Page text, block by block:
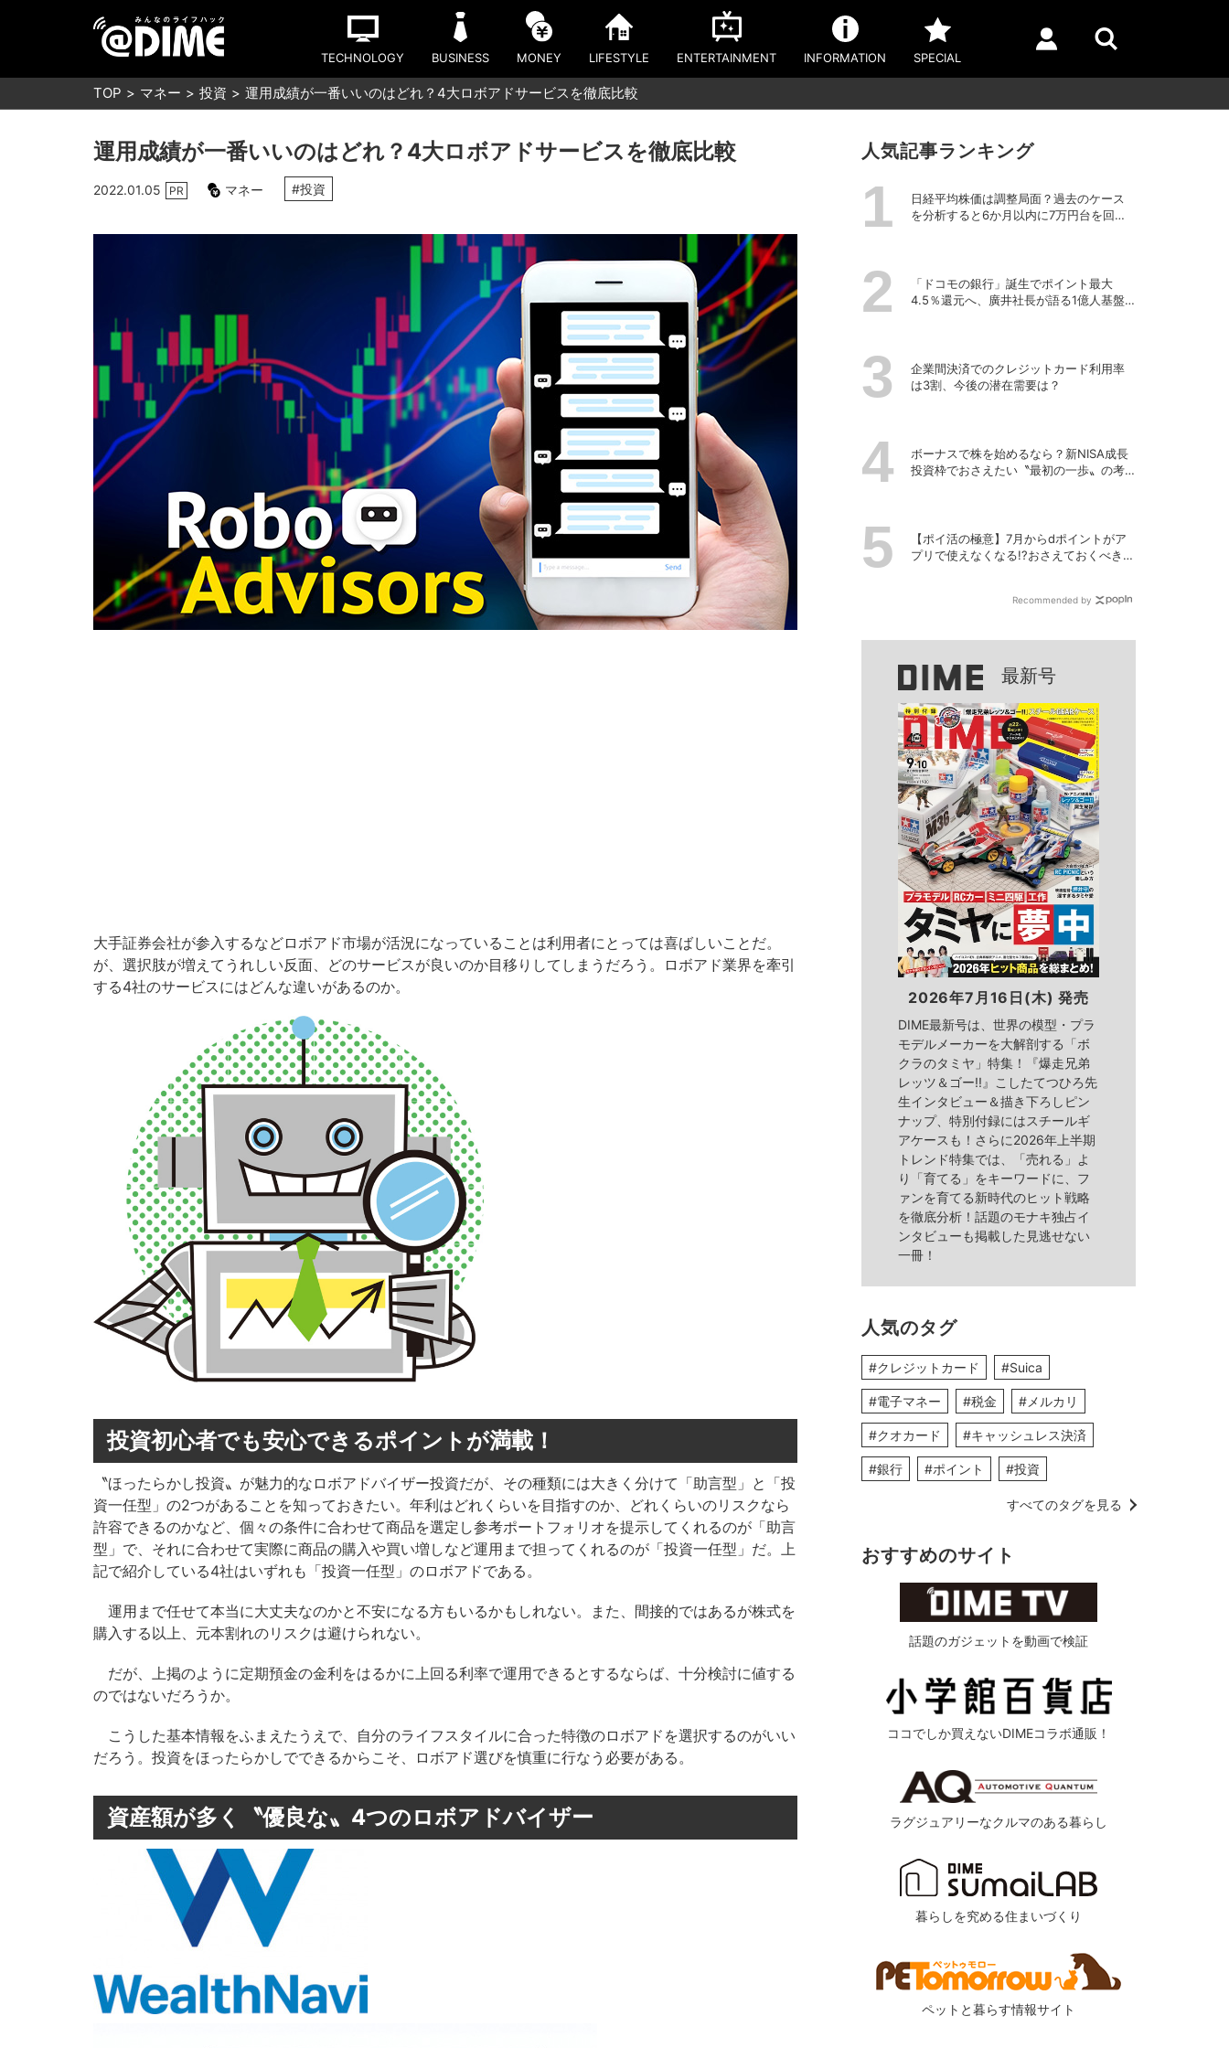
TECHNOLOGY BUSINESS MONEY LIFESTYLE ENTERTAINMENT INFORMATION SPECIAL
TOP マネー 投資 運用成績が一番いいのはどれ？4大ロボアドサービスを徹底比較
運用成績が一番いいのはどれ？4大ロボアドサービスを徹底比較
2022.01.05 PR マネー #投資
大手証券会社が参入するなどロボアド市場が活況になっていることは利用者にとっては喜ばしいことだ。
が、選択肢が増えてうれしい反面、どのサービスが良いのか目移りしてしまうだろう。ロボアド業界を牽引
する4社のサービスにはどんな違いがあるのか。
投資初心者でも安心できるポイントが満載！
〝ほったらかし投資〟が魅力的なロボアドバイザー投資だが、その種類には大きく分けて「助言型」と「投
資一任型」の2つがあることを知っておきたい。年利はどれくらいを目指すのか、どれくらいのリスクなら
許容できるのかなど、個々の条件に合わせて商品を選定し参考ポートフォリオを提示してくれるのが「助言
型」で、それに合わせて実際に商品の購入や買い増しなど運用まで担ってくれるのが「投資一任型」だ。上
記で紹介している4社はいずれも「投資一任型」のロボアドである。
運用まで任せて本当に大丈夫なのかと不安になる方もいるかもしれない。また、間接的ではあるが株式を
購入する以上、元本割れのリスクは避けられない。
だが、上掲のように定期預金の金利をはるかに上回る利率で運用できるとするならば、十分検討に値する
のではないだろうか。
こうした基本情報をふまえたうえで、自分のライフスタイルに合った特徴のロボアドを選択するのがいい
だろう。投資をほったらかしでできるからこそ、ロボアド選びを慎重に行なう必要がある。
資産額が多く〝優良な〟4つのロボアドバイザー
人気記事ランキング
日経平均株価は調整局面？過去のケース
を分析すると6か月以内に7万円台を回復
「ドコモの銀行」誕生でポイント最大
4.5％還元へ、廣井社長が語る1億人基盤
企業間決済でのクレジットカード利用率
は3割、今後の潜在需要は？
ボーナスで株を始めるなら？新NISA成長
投資枠でおさえたい〝最初の一歩〟の考
【ポイ活の極意】7月からdポイントがア
プリで使えなくなる!?おさえておくべきポ
Recommended by
最新号
2026年7月16日(木) 発売
DIME最新号は、世界の模型・プラ
モデルメーカーを大解剖する「ボ
クラのタミヤ」特集！『爆走兄弟
レッツ＆ゴー!!』こしたてつひろ先
生インタビュー＆描き下ろしピン
ナップ、特別付録にはスチールギ
アケースも！さらに2026年上半期
トレンド特集では、「売れる」よ
り「育てる」をキーワードに、フ
ァンを育てる新時代のヒット戦略
を徹底分析！話題のモナキ独占イ
ンタビューも掲載した見逃せない
一冊！
人気のタグ
#クレジットカード #Suica
#電子マネー #税金 #メルカリ
#クオカード #キャッシュレス決済
#銀行 #ポイント #投資
すべてのタグを見る
おすすめのサイト
話題のガジェットを動画で検証
ココでしか買えないDIMEコラボ通販！
ラグジュアリーなクルマのある暮らし
暮らしを究める住まいづくり
ペットと暮らす情報サイト